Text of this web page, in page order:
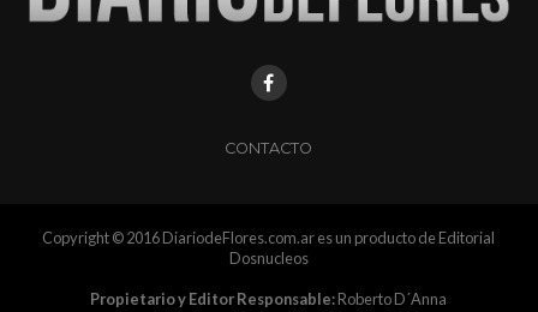
CONTACTO
Copyright © 2016 DiariodeFlores.com.ar es un producto de Editorial
Dosnucleos
Propietario y Editor Responsable:Roberto D´Anna